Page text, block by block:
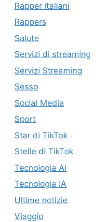
Rapper italiani
Rappers
Salute
Servizi di streaming
Servizi Streaming
Sesso
Social Media
Sport
Star di TikTok
Stelle di TikTok
Tecnologia AI
Tecnologia IA
Ultime notizie
Viaggio